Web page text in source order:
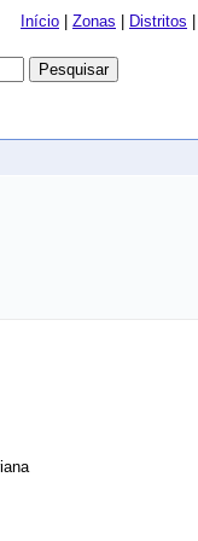
Início Zonas Distritos